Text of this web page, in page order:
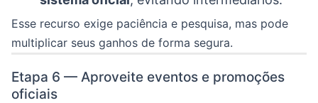
Esse recurso exige paciência e pesquisa, mas pode
multiplicar seus ganhos de forma segura.
Etapa 6 — Aproveite eventos e promoções
oficiais